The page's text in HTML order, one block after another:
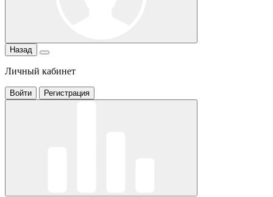
Назад
Личный кабинет
Войти Регистрация